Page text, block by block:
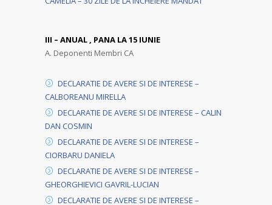
III – ANUAL , PANA LA 15 IUNIE
A. Deponenti Membri CA
DECLARATIE DE AVERE SI DE INTERESE –
CALBOREANU MIRELLA
DECLARATIE DE AVERE SI DE INTERESE – CALIN
DAN COSMIN
DECLARATIE DE AVERE SI DE INTERESE –
CIORBARU DANIELA
DECLARATIE DE AVERE SI DE INTERESE –
GHEORGHIEVICI GAVRIL-LUCIAN
DECLARATIE DE AVERE SI DE INTERESE –